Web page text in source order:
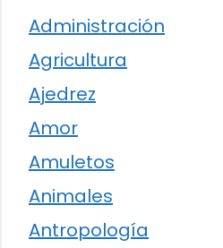
Administración
Agricultura
Ajedrez
Amor
Amuletos
Animales
Antropología